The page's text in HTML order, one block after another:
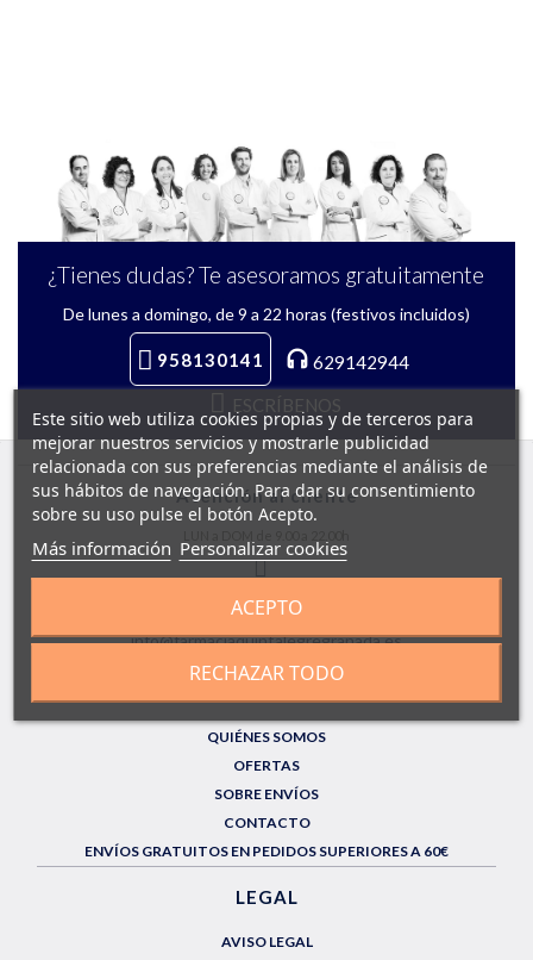
¿Tienes dudas? Te asesoramos gratuitamente
De lunes a domingo, de 9 a 22 horas (festivos incluidos)
958130141
629142944
ESCRÍBENOS
Atención al cliente
info@farmaciaquintalegregranada.es
QUIÉNES SOMOS
OFERTAS
SOBRE ENVÍOS
CONTACTO
ENVÍOS GRATUITOS EN PEDIDOS SUPERIORES A 60€
LEGAL
AVISO LEGAL
Este sitio web utiliza cookies propias y de terceros para
mejorar nuestros servicios y mostrarle publicidad
relacionada con sus preferencias mediante el análisis de
sus hábitos de navegación. Para dar su consentimiento
sobre su uso pulse el botón Acepto.
Más información Personalizar cookies
RECHAZAR TODO
ACEPTO